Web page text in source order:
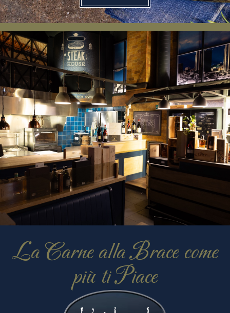
La Carne alla Brace come
più ti Piace